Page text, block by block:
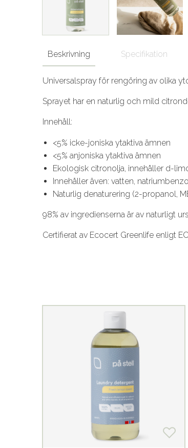
Beskrivning Specifikation
Universalspray för rengöring av olika
Sprayet har en naturlig och mild
Innehåll:
<5% icke-joniska ytaktiva ämnen
<5% anjoniska ytaktiva ämnen
Ekologisk citronolja, innehåller d-
Innehåller även: vatten,
Naturlig denaturering (2-propanol,
98% av ingredienserna är av naturligt
Certifierat av Ecocert Greenlife enligt